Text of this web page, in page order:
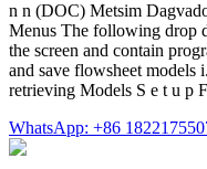
n n (DOC) Metsim
Menus The following drop
the screen and contain
and save flowsheet models
retrieving Models S e t u p
WhatsApp: +86